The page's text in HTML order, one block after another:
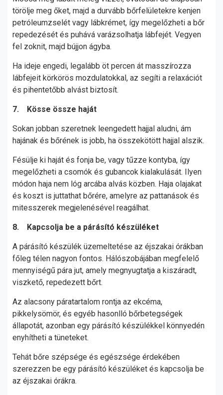
törölje meg őket, majd a durvább bőrfelületekre kenjen
petróleumzselét vagy lábkrémet, így megelőzheti a bőr
repedezését és puhává varázsolhatja lábfejét. Vegyen
fel zoknit, majd bújjon ágyba.
Ha ideje engedi, legalább öt percen át masszírozza
lábfejeit körkörös mozdulatokkal, az segíti a relaxációt
és pihentetőbb alvást biztosít.
7. Kösse össze haját
Sokan jobban szeretnek leengedett hajjal aludni, ám
hajának és bőrének is jobb, ha összekötött hajjal alszik.
Fésülje ki haját és fonja be, vagy tűzze kontyba, így
megelőzheti a csomók és gubancok kialakulását. Ilyen
módon haja nem lóg arcába alvás közben. Haja olajakat
és koszt is juttathat bőrére, amelyre az pattanások és
mitesszerek megjelenésével reagálhat.
8. Kapcsolja be a párásító készüléket
A párásító készülék üzemeltetése az éjszakai órákban
főleg télen nagyon fontos. Hálószobájában megfelelő
mennyiségű pára jut, amely megnyugtatja a kiszáradt,
viszkető, repedezett bőrt.
Az alacsony páratartalom rontja az ekcéma,
pikkelysömör, és egyéb hasonlló bőrbetegségek
állapotát, azonban egy párásító készülékkel könnyedén
enyhítheti a tüneteket.
Tehát bőre szépsége és egészsége érdekében
szerezzen be egy párásító készüléket és kapcsolja be
az éjszakai órákra.